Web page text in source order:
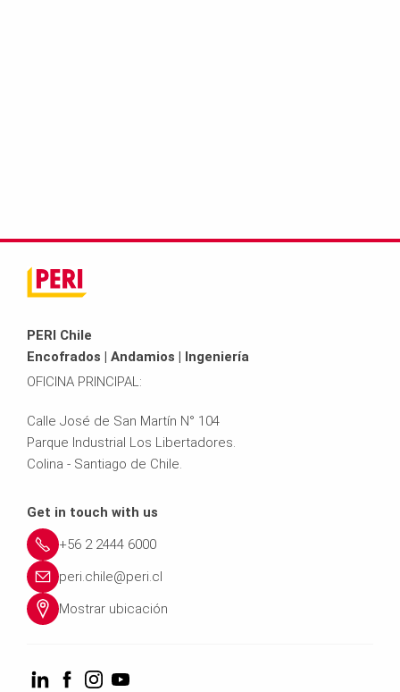
PERI Chile
Encofrados | Andamios | Ingeniería
OFICINA PRINCIPAL:
Calle José de San Martín N° 104
Parque Industrial Los Libertadores.
Colina - Santiago de Chile.
Get in touch with us
+56 2 2444 6000
peri.chile@peri.cl
Mostrar ubicación